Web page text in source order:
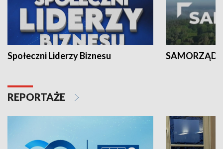
Społeczni Liderzy Biznesu SAMORZĄD
REPORTAŻE